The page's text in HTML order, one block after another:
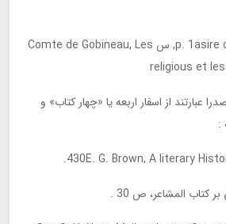
.66881, p. 1asire central, paris, س Comte de Gobineau, Les
religious et
عبارتند از اسفار اربعه يا «چهار كتاب» و
: